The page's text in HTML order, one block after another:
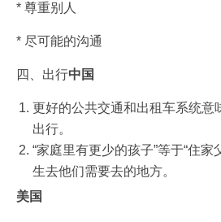
* 尊重别人
* 尽可能的沟通
四、出行中国
更好的公共交通和出租车系统意
出行。
“家庭里有更少的孩子”等于“住
生去他们需要去的地方。
美国